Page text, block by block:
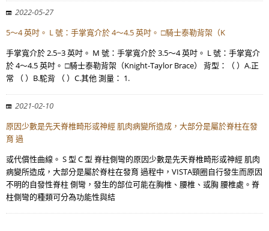
2022-05-27
5～4 英吋。 L 號：手掌寬介於 4～4.5 英吋。 □騎士泰勒背架（K
手掌寬介於 2.5~3 英吋。 M 號：手掌寬介於 3.5～4 英吋。 L 號：手掌寬介
於 4～4.5 英吋。 □騎士泰勒背架（Knight-Taylor Brace） 背型：（ ）A.正
常 （ ）B.駝背 （ ）C.其他 測量： 1.
2021-02-10
原因少數是先天脊椎畸形或神經 肌肉病變所造成，大部分是屬於脊柱在發
育 過
或代償性曲線。 S 型 C 型 脊柱側彎的原因少數是先天脊椎畸形或神經 肌肉
病變所造成，大部分是屬於脊柱在發育 過程中，VISTA頸圈自行發生而原因
不明的自發性脊柱 側彎，發生的部位可能在胸椎、腰椎、或胸 腰椎處。脊
柱側彎的種類可分為功能性與結